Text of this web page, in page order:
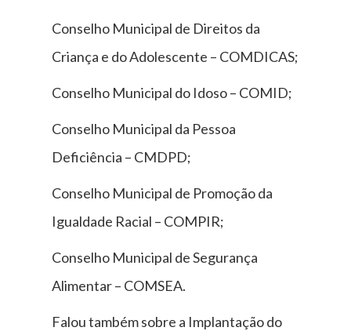
Conselho Municipal de Direitos da
Criança e do Adolescente – COMDICAS;
Conselho Municipal do Idoso – COMID;
Conselho Municipal da Pessoa
Deficiência – CMDPD;
Conselho Municipal de Promoção da
Igualdade Racial – COMPIR;
Conselho Municipal de Segurança
Alimentar – COMSEA.
Falou também sobre a Implantação do